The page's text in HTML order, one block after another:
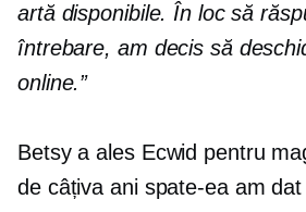
artă disponibile. În loc să
întrebare, am decis să
online.”
Betsy a ales Ecwid pentru
de câțiva ani spate-eaam dat